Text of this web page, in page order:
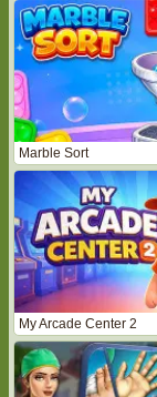
Marble Sort
My Arcade Center 2